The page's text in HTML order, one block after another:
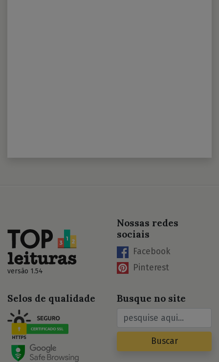
versão 1.54
Nossas redes
sociais
Facebook
Pinterest
Selos de qualidade Busque no site
Buscar